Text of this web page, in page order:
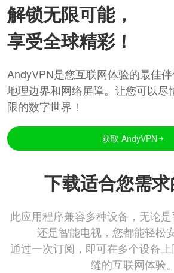
解锁无限可能，
享受全球精彩！
AndyVPN是您互联网体验的最佳
地理边界和网络屏障。让您可以尽
限的数字世界！
获取 AndyVPN
下载适合您需
此应用程序兼容多种设备，无论
还是智能电视，您都能轻松
通过一次订阅，即可在多个设备
缝的互联网体验。